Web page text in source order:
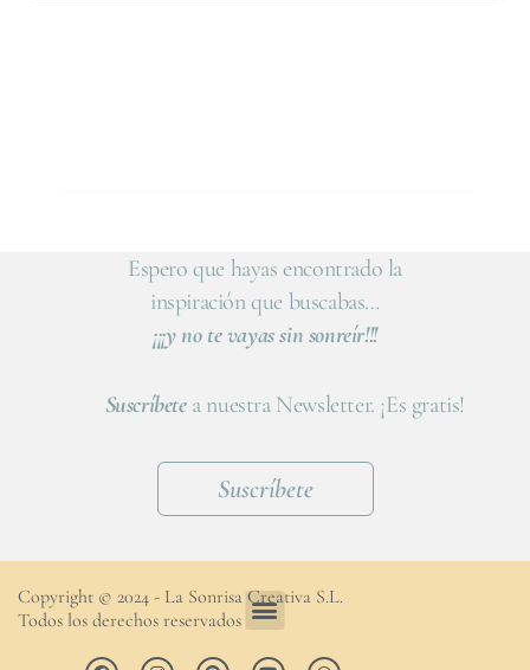
Espero que hayas encontrado la
inspiración que buscabas…
¡¡¡y no te vayas sin sonreír!!!
Suscríbetea nuestra Newsletter. ¡Es gratis!
Suscríbete
Copyright © 2024 - La Sonrisa Creativa S.L.
Todos los derechos reservados